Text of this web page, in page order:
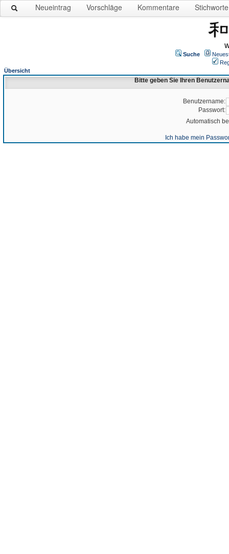
Neueintrag Vorschläge Kommentare Stichworte
Suche
Übersicht
Bitte geben Sie Ihren
Benutzername:
Passwort:
Automatisch
Ich habe mein